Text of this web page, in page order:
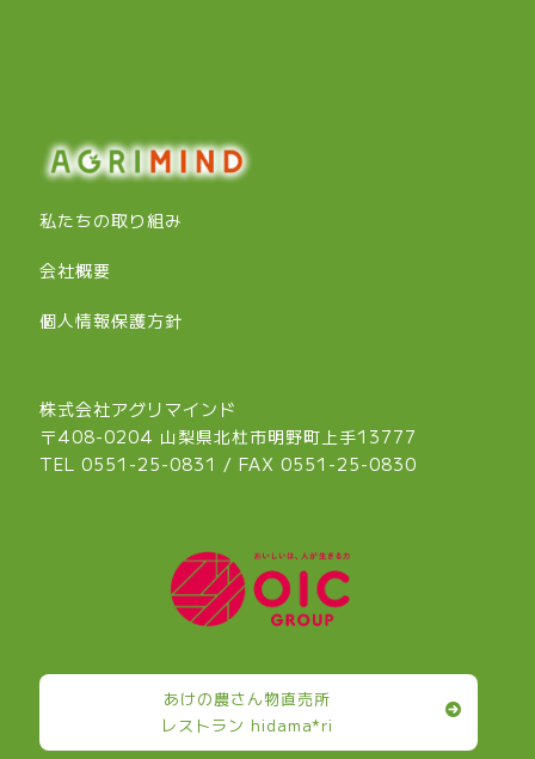
私たちの取り組み
会社概要
個人情報保護方針
株式会社アグリマインド
〒408-0204 山梨県北杜市明野町上手13777
TEL 0551-25-0831 / FAX 0551-25-0830
あけの農さん物直売所
レストラン hidama*ri